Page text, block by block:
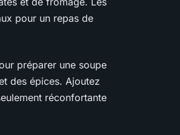
pour un repas de
préparer une soupe
des épices. Ajoutez
réconfortante